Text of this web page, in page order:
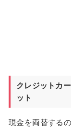
クレジットカ
ット
現金を両替する